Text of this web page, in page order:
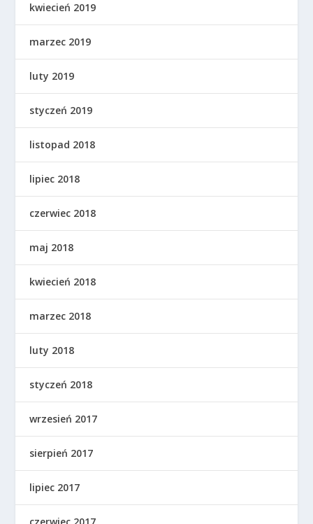
kwiecień 2019
marzec 2019
luty 2019
styczeń 2019
listopad 2018
lipiec 2018
czerwiec 2018
maj 2018
kwiecień 2018
marzec 2018
luty 2018
styczeń 2018
wrzesień 2017
sierpień 2017
lipiec 2017